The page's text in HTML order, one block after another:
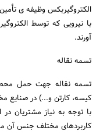
الکتروگیربکس وظیفه ی
با نیرویی که توسط
آورند.
تسمه نقاله
تسمه نقاله جهت حمل
کیسه، کارتن و...) در صنایع
با توجه به نیاز مشتریان
کاربردهای مختلف جنس آن